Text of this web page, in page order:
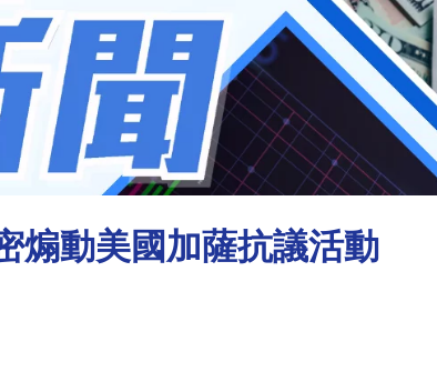
煽動美國加薩抗議活動